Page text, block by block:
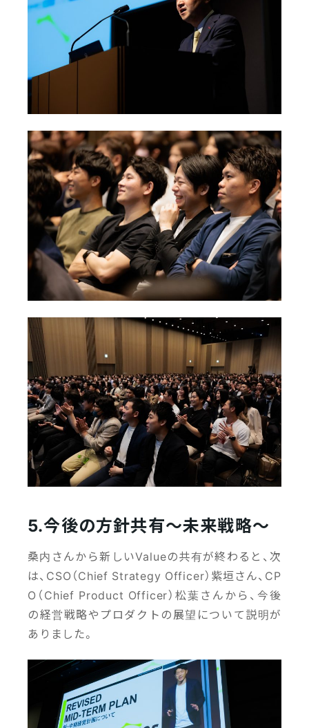
5.今後の方針共有～未来戦略～
桑内さんから新しいValueの共有が終わると、次
は、CSO（Chief Strategy Officer）紫垣さん、CP
O（Chief Product Officer）松葉さんから、今後
の経営戦略やプロダクトの展望について説明が
ありました。